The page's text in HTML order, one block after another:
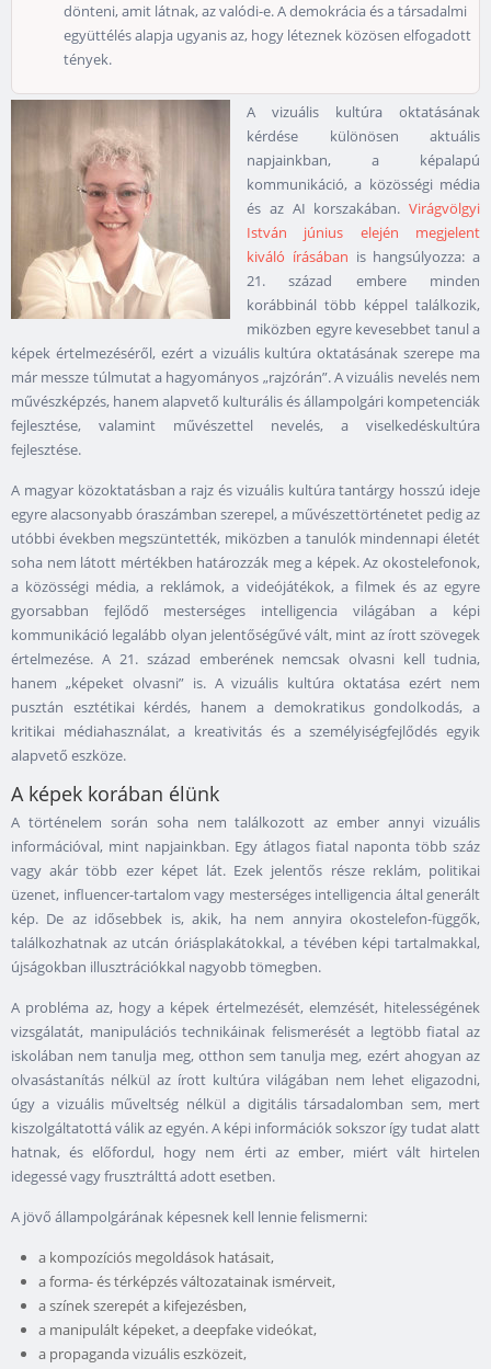
dönteni, amit látnak, az valódi-e. A demokrácia és a társadalmi
együttélés alapja ugyanis az, hogy léteznek közösen elfogadott
tények.
A vizuális kultúra oktatásának
kérdése különösen aktuális
napjainkban, a képalapú
kommunikáció, a közösségi média
és az AI korszakában. Virágvölgyi
István június elején megjelent
kiváló írásában is hangsúlyozza: a
21. század embere minden
korábbinál több képpel találkozik,
miközben egyre kevesebbet tanul a
képek értelmezéséről, ezért a vizuális kultúra oktatásának szerepe ma
már messze túlmutat a hagyományos „rajzórán”. A vizuális nevelés nem
művészképzés, hanem alapvető kulturális és állampolgári kompetenciák
fejlesztése, valamint művészettel nevelés, a viselkedéskultúra
fejlesztése.
A magyar közoktatásban a rajz és vizuális kultúra tantárgy hosszú ideje
egyre alacsonyabb óraszámban szerepel, a művészettörténetet pedig az
utóbbi években megszüntették, miközben a tanulók mindennapi életét
soha nem látott mértékben határozzák meg a képek. Az okostelefonok,
a közösségi média, a reklámok, a videójátékok, a filmek és az egyre
gyorsabban fejlődő mesterséges intelligencia világában a képi
kommunikáció legalább olyan jelentőségűvé vált, mint az írott szövegek
értelmezése. A 21. század emberének nemcsak olvasni kell tudnia,
hanem „képeket olvasni” is. A vizuális kultúra oktatása ezért nem
pusztán esztétikai kérdés, hanem a demokratikus gondolkodás, a
kritikai médiahasználat, a kreativitás és a személyiségfejlődés egyik
alapvető eszköze.
A képek korában élünk
A történelem során soha nem találkozott az ember annyi vizuális
információval, mint napjainkban. Egy átlagos fiatal naponta több száz
vagy akár több ezer képet lát. Ezek jelentős része reklám, politikai
üzenet, influencer-tartalom vagy mesterséges intelligencia által generált
kép. De az idősebbek is, akik, ha nem annyira okostelefon-függők,
találkozhatnak az utcán óriásplakátokkal, a tévében képi tartalmakkal,
újságokban illusztrációkkal nagyobb tömegben.
A probléma az, hogy a képek értelmezését, elemzését, hitelességének
vizsgálatát, manipulációs technikáinak felismerését a legtöbb fiatal az
iskolában nem tanulja meg, otthon sem tanulja meg, ezért ahogyan az
olvasástanítás nélkül az írott kultúra világában nem lehet eligazodni,
úgy a vizuális műveltség nélkül a digitális társadalomban sem, mert
kiszolgáltatottá válik az egyén. A képi információk sokszor így tudat alatt
hatnak, és előfordul, hogy nem érti az ember, miért vált hirtelen
idegessé vagy frusztrálttá adott esetben.
A jövő állampolgárának képesnek kell lennie felismerni:
a kompozíciós megoldások hatásait,
a forma- és térképzés változatainak ismérveit,
a színek szerepét a kifejezésben,
a manipulált képeket, a deepfake videókat,
a propaganda vizuális eszközeit,